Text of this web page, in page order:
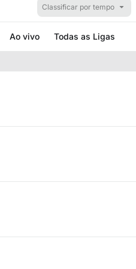
Classificar por tempo
Ao vivo Todas as Ligas